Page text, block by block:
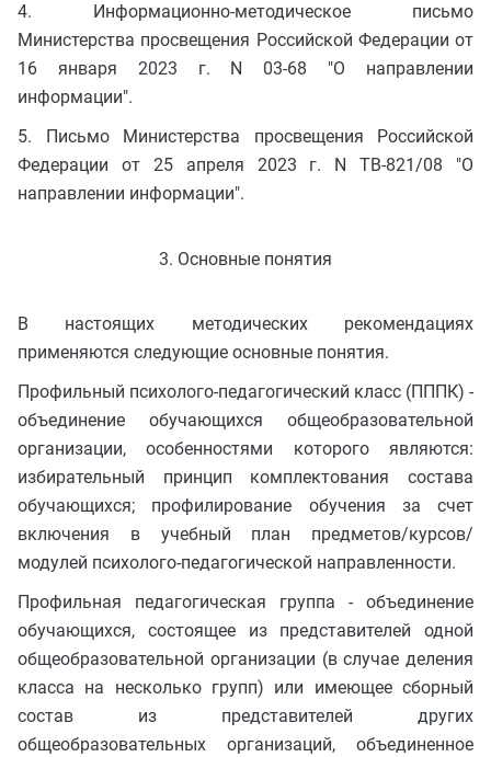
4. Информационно-методическое письмо
Министерства просвещения Российской Федерации от
16 января 2023 г. N 03-68 "О направлении
информации".
5. Письмо Министерства просвещения Российской
Федерации от 25 апреля 2023 г. N ТВ-821/08 "О
направлении информации".
3. Основные понятия
В настоящих методических рекомендациях
применяются следующие основные понятия.
Профильный психолого-педагогический класс (ПППК) -
объединение обучающихся общеобразовательной
организации, особенностями которого являются:
избирательный принцип комплектования состава
обучающихся; профилирование обучения за счет
включения в учебный план предметов/курсов/
модулей психолого-педагогической направленности.
Профильная педагогическая группа - объединение
обучающихся, состоящее из представителей одной
общеобразовательной организации (в случае деления
класса на несколько групп) или имеющее сборный
состав из представителей других
общеобразовательных организаций, объединенное